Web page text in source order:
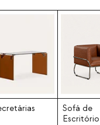
telemóveis, porta-
material de
e, ao mesmo
com o melhor
Sofá de
Escritório